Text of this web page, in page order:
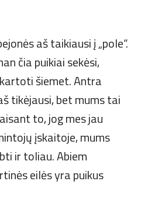
aš taikiausi į „pole“.
čia puikiai sekėsi,
šiemet. Antra
tikėjausi, bet mums tai
to, jog mes jau
įskaitoje, mums
ir toliau. Abiem
eilės yra puikus